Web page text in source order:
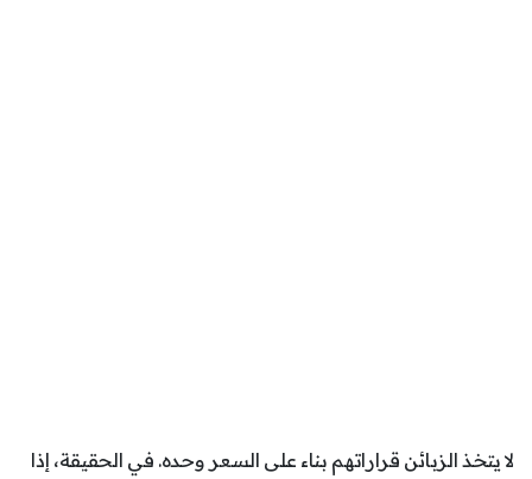
لا يتخذ الزبائن قراراتهم بناء على السعر وحده. في الحقيقة، إذا